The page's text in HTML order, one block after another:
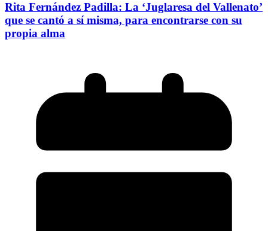
Rita Fernández Padilla: La ‘Juglaresa del Vallenato’
que se cantó a sí misma, para encontrarse con su
propia alma